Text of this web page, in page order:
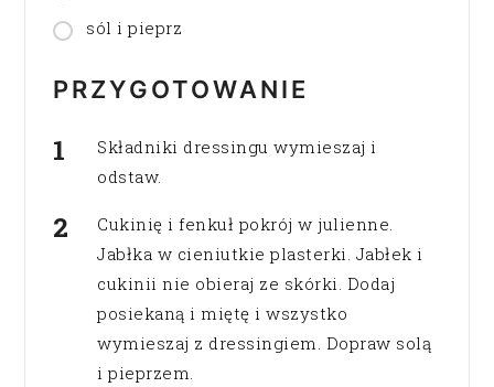
sól i pieprz
PRZYGOTOWANIE
Składniki dressingu wymieszaj i
odstaw.
Cukinię i fenkuł pokrój w julienne.
Jabłka w cieniutkie plasterki. Jabłek i
cukinii nie obieraj ze skórki. Dodaj
posiekaną i miętę i wszystko
wymieszaj z dressingiem. Dopraw solą
i pieprzem.